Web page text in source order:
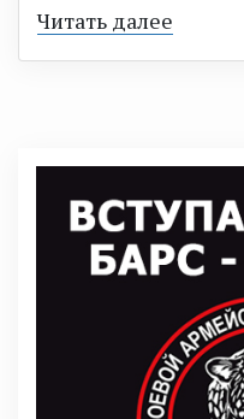
Читать далее